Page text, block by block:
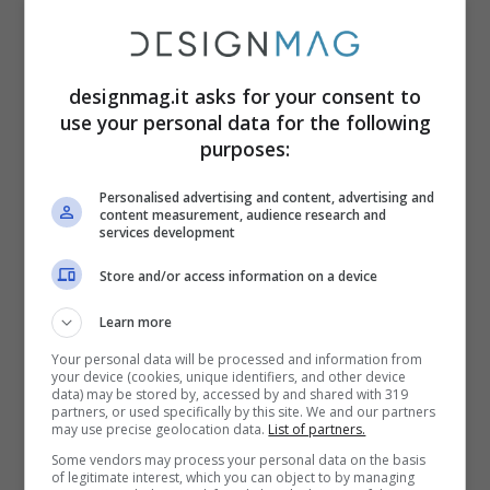
specifico sulle zone di interesse. Lasciate
fino a quando la macchia non sarà sparita.
Solo a questo punto potete procedere con
il lavaggio in lavatrice. In secondo luogo, è
importantecontrollare che le cerniere
siano chiuse
strappi
può lacerare ulteriormente il tessuto.
La fase di check pre-lavaggio è molto
importante, poiché nel caso in cui l’azione
della lavatrice dovesse slabbrare gli
designmag.it asks for your consent to
use your personal data for the following
purposes:
Personalised advertising and content, advertising and
content measurement, audience research and
services development
Store and/or access information on a device
Learn more
Your personal data will be processed and information from
your device (cookies, unique identifiers, and other device
data) may be stored by, accessed by and shared with 319
partners, or used specifically by this site. We and our partners
may use precise geolocation data. List of partners.
Some vendors may process your personal data on the basis
of legitimate interest, which you can object to by managing